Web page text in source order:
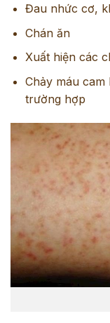
Đau nhức cơ,
Chán ăn
Xuất hiện các
Chảy máu
trường hợp